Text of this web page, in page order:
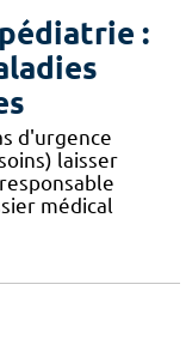
:
d'urgence
laisser
médical